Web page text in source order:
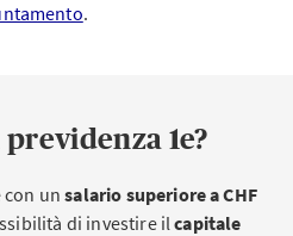
.
previdenza 1e?
con unsalario superiore a CHF
di investire ilcapitale